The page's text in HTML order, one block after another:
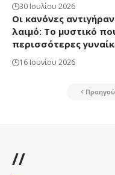
30 Ιουλίου 2026
Οι κανόνες
λαιμό: Το μυστικό
περισσότερες
16 Ιουνίου 2026
//